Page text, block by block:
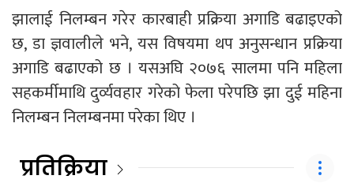
झालाई निलम्बन गरेर कारबाही प्रक्रिया अगाडि बढाइएको
छ, डा ज्ञवालीले भने, यस विषयमा थप अनुसन्धान प्रक्रिया
अगाडि बढाएको छ । यसअघि २०७६ सालमा पनि महिला
सहकर्मीमाथि दुर्व्यवहार गरेको फेला परेपछि झा दुई महिना
निलम्बन निलम्बनमा परेका थिए ।
प्रतिक्रिया